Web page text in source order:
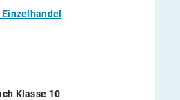
Klasse 10